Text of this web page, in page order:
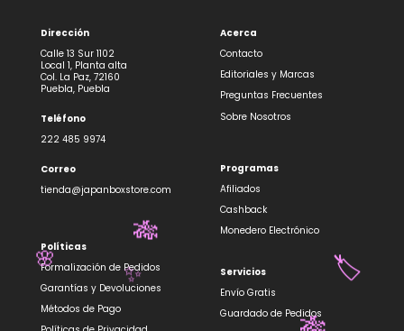
Dirección
Calle 13 Sur 1102
Local 1, Planta alta
Col. La Paz, 72160
Puebla, Puebla
Teléfono
222 485 9974
Correo
tienda@japanboxstore.com
Políticas
Formalización de Pedidos
Garantías y Devoluciones
Métodos de Pago
Acerca
Contacto
Editoriales y Marcas
Preguntas Frecuentes
Sobre Nosotros
Programas
Afiliados
Cashback
Monedero Electrónico
Servicios
Envío Gratis
Guardado de Pedidos
🎋
🌸 🏷️
✨